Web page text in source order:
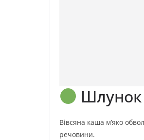
Шлунок
Вівсяна каша м’яко
речовини.